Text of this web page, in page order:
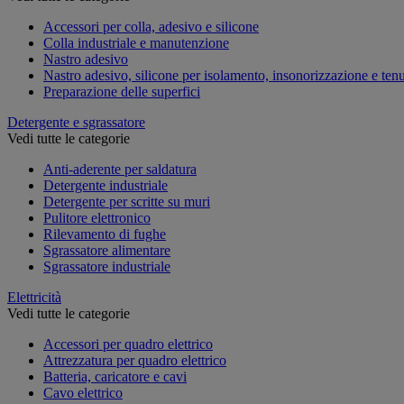
Accessori per colla, adesivo e silicone
Colla industriale e manutenzione
Nastro adesivo
Nastro adesivo, silicone per isolamento, insonorizzazione e
Preparazione delle superfici
Detergente e sgrassatore
Vedi tutte le categorie
Anti-aderente per saldatura
Detergente industriale
Detergente per scritte su muri
Pulitore elettronico
Rilevamento di fughe
Sgrassatore alimentare
Sgrassatore industriale
Elettricità
Vedi tutte le categorie
Accessori per quadro elettrico
Attrezzatura per quadro elettrico
Batteria, caricatore e cavi
Cavo elettrico